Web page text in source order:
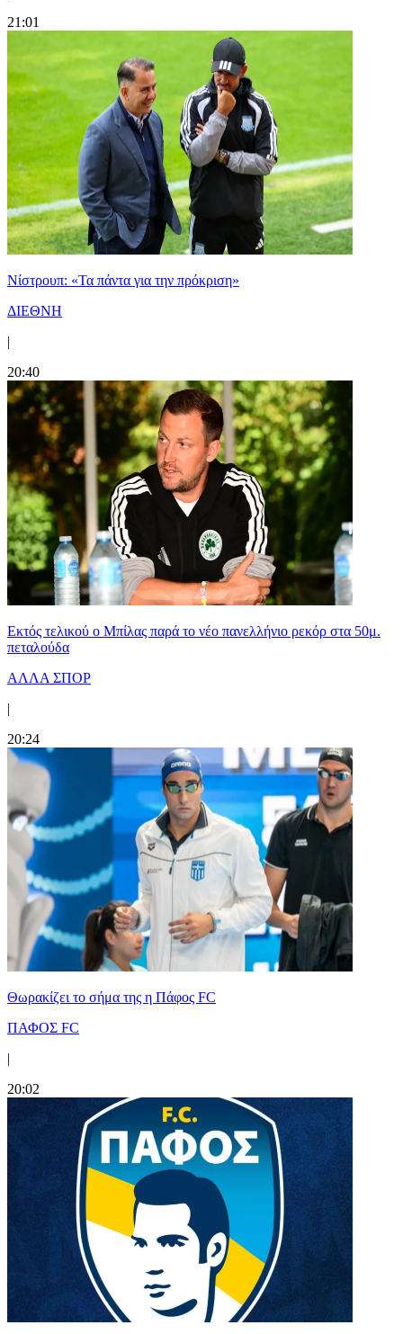
21:01
Νίστρουπ: «Τα πάντα για την πρόκριση»
ΔΙΕΘΝΗ
|
20:40
Εκτός τελικού ο Μπίλας παρά το νέο πανελλήνιο ρεκόρ στα 50μ.
πεταλούδα
ΑΛΛΑ ΣΠΟΡ
|
20:24
Θωρακίζει το σήμα της η Πάφος FC
ΠΑΦΟΣ FC
|
20:02